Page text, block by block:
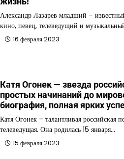
Александр Лазарев младший –
кино, певец, телеведущий и
16 февраля 2023
Катя Огонек — звезда
простых начинаний до
биография, полная ярких
Катя Огонек – талантливая российская
телеведущая. Она родилась 15 января…
15 февраля 2023